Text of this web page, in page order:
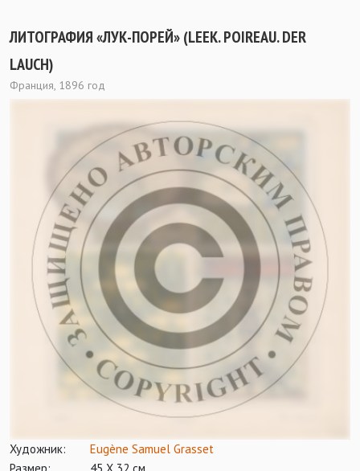
ЛИТОГРАФИЯ «ЛУК-ПОРЕЙ» (LEEK. POIREAU. DER
LAUCH)
Франция, 1896 год
Художник:
Eugène Samuel Grasset